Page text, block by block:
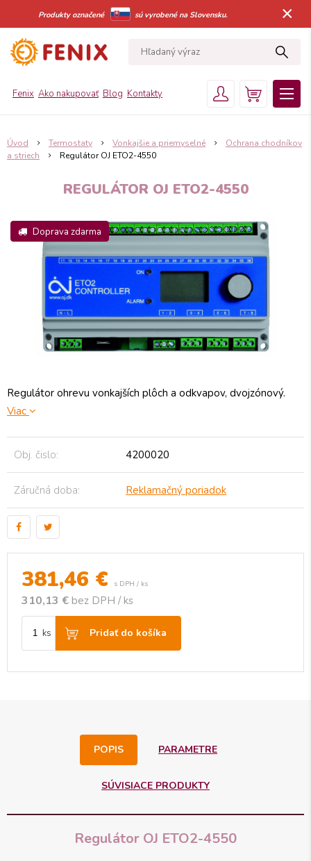
Produkty označené sú vyrobené na Slovensku. ×
Fenix Ako nakupovať Blog Kontakty
Úvod Termostaty Vonkajšie a priemyselné
Ochrana chodníkov
a striech
Regulátor OJ ETO2-4550
REGULÁTOR OJ ETO2-4550
Doprava zdarma
381,46 € s DPH / ks
310,13 € bez DPH / ks
ks Pridať do košíka
Regulátor ohrevu vonkajších plôch a odkvapov, dvojzónový.
Viac
Obj. čislo: 4200020
Záručná doba: Reklamačný poriadok
POPIS PARAMETRE
SÚVISIACE PRODUKTY
Regulátor OJ ETO2-4550